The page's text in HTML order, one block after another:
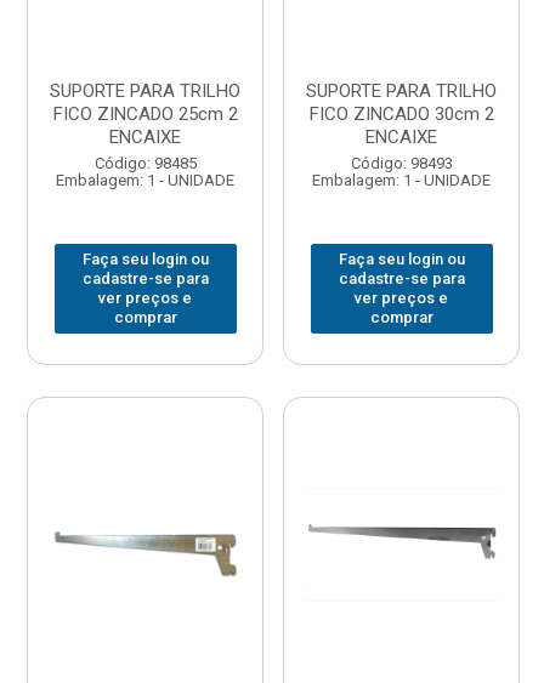
SUPORTE PARA TRILHO
FICO ZINCADO 25cm 2
ENCAIXE
Código: 98485
Embalagem: 1 - UNIDADE
Faça seu login ou
cadastre-se para
ver preços e
comprar
SUPORTE PARA TRILHO
FICO ZINCADO 30cm 2
ENCAIXE
Código: 98493
Embalagem: 1 - UNIDADE
Faça seu login ou
cadastre-se para
ver preços e
comprar